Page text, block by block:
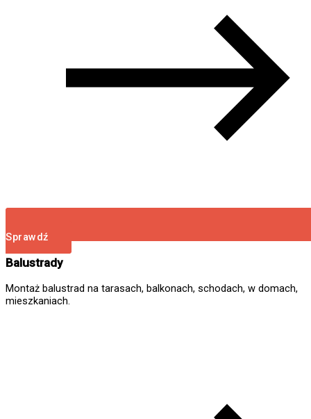
Sprawdź
Balustrady
Montaż balustrad na tarasach, balkonach, schodach, w domach,
mieszkaniach.